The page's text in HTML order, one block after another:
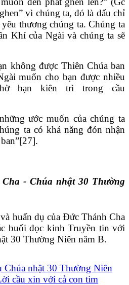
vì chúng ta, đó là dấu chỉ
thương chúng ta. Chúng ta
Khí của Ngài và chúng ta sẽ
không được Thiên Chúa ban
muốn cho bạn được nhiều
bạn kiên trì trong cầu
ước muốn của chúng ta
ta có khả năng đón nhận
- Chúa nhật 30 Thường
huấn dụ của Đức Thánh Cha
buổi đọc kinh Truyền tin với
30 Thường Niên năm B.
nhật 30 Thường Niên
cầu xin với cả con tim